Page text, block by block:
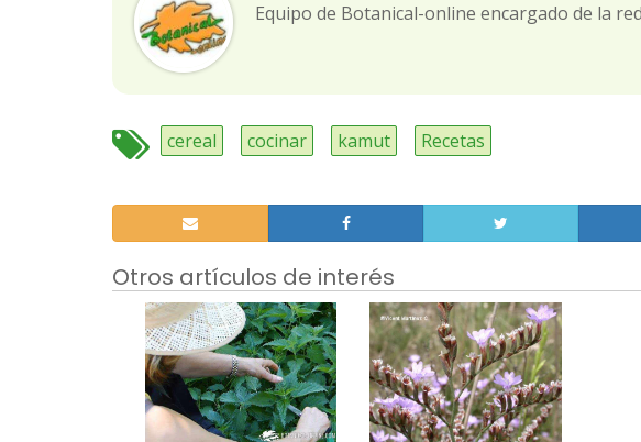
Equipo de Botanical-online encargado de la
cereal cocinar kamut Recetas
Otros artículos de interés